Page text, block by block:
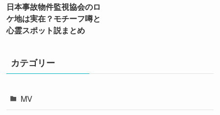
日本事故物件監視協会のロ
ケ地は実在？モチーフ噂と
心霊スポット説まとめ
カテゴリー
MV